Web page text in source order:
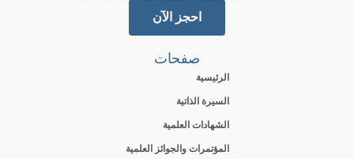
احجز الآن
صفحات
الرئيسية
السيرة الذاتية
الشهادات العلمية
المؤتمرات والجوائز العلمية